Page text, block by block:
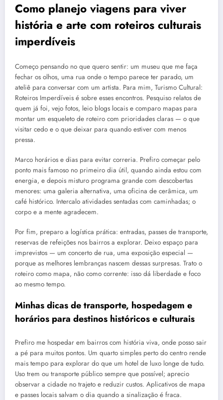
Como planejo viagens para viver
história e arte com roteiros culturais
imperdíveis
Começo pensando no que quero sentir: um museu que me faça
fechar os olhos, uma rua onde o tempo parece ter parado, um
ateliê para conversar com um artista. Para mim, Turismo Cultural:
Roteiros Imperdíveis é sobre esses encontros. Pesquiso relatos de
quem já foi, vejo fotos, leio blogs locais e comparo mapas para
montar um esqueleto de roteiro com prioridades claras — o que
visitar cedo e o que deixar para quando estiver com menos
pressa.
Marco horários e dias para evitar correria. Prefiro começar pelo
ponto mais famoso no primeiro dia útil, quando ainda estou com
energia, e depois misturo programa grande com descobertas
menores: uma galeria alternativa, uma oficina de cerâmica, um
café histórico. Intercalo atividades sentadas com caminhadas; o
corpo e a mente agradecem.
Por fim, preparo a logística prática: entradas, passes de transporte,
reservas de refeições nos bairros a explorar. Deixo espaço para
imprevistos — um concerto de rua, uma exposição especial —
porque as melhores lembranças nascem dessas surpresas. Trato o
roteiro como mapa, não como corrente: isso dá liberdade e foco
ao mesmo tempo.
Minhas dicas de transporte, hospedagem e
horários para destinos históricos e culturais
Prefiro me hospedar em bairros com história viva, onde posso sair
a pé para muitos pontos. Um quarto simples perto do centro rende
mais tempo para explorar do que um hotel de luxo longe de tudo.
Uso trem ou transporte público sempre que possível; aprecio
observar a cidade no trajeto e reduzir custos. Aplicativos de mapa
e passes locais salvam o dia quando a sinalização é fraca.